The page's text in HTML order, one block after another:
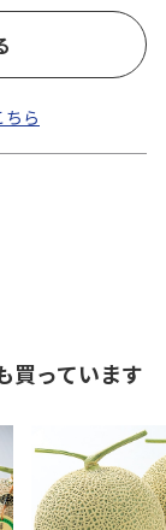
ら
買っています